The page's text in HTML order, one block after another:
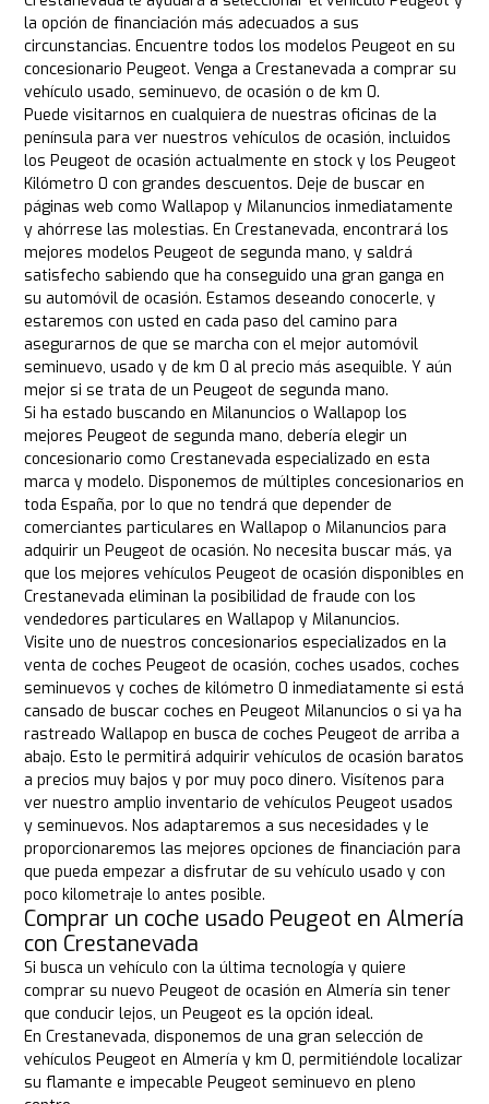
la opción de financiación más adecuados a sus
circunstancias. Encuentre todos los modelos Peugeot en su
concesionario Peugeot. Venga a Crestanevada a comprar su
vehículo usado, seminuevo, de ocasión o de km 0.
Puede visitarnos en cualquiera de nuestras oficinas de la
península para ver nuestros vehículos de ocasión, incluidos
los Peugeot de ocasión actualmente en stock y los Peugeot
Kilómetro 0 con grandes descuentos. Deje de buscar en
páginas web como Wallapop y Milanuncios inmediatamente
y ahórrese las molestias. En Crestanevada, encontrará los
mejores modelos Peugeot de segunda mano, y saldrá
satisfecho sabiendo que ha conseguido una gran ganga en
su automóvil de ocasión. Estamos deseando conocerle, y
estaremos con usted en cada paso del camino para
asegurarnos de que se marcha con el mejor automóvil
seminuevo, usado y de km 0 al precio más asequible. Y aún
mejor si se trata de un Peugeot de segunda mano.
Si ha estado buscando en Milanuncios o Wallapop los
mejores Peugeot de segunda mano, debería elegir un
concesionario como Crestanevada especializado en esta
marca y modelo. Disponemos de múltiples concesionarios en
toda España, por lo que no tendrá que depender de
comerciantes particulares en Wallapop o Milanuncios para
adquirir un Peugeot de ocasión. No necesita buscar más, ya
que los mejores vehículos Peugeot de ocasión disponibles en
Crestanevada eliminan la posibilidad de fraude con los
vendedores particulares en Wallapop y Milanuncios.
Visite uno de nuestros concesionarios especializados en la
venta de coches Peugeot de ocasión, coches usados, coches
seminuevos y coches de kilómetro 0 inmediatamente si está
cansado de buscar coches en Peugeot Milanuncios o si ya ha
rastreado Wallapop en busca de coches Peugeot de arriba a
abajo. Esto le permitirá adquirir vehículos de ocasión baratos
a precios muy bajos y por muy poco dinero. Visítenos para
ver nuestro amplio inventario de vehículos Peugeot usados
y seminuevos. Nos adaptaremos a sus necesidades y le
proporcionaremos las mejores opciones de financiación para
que pueda empezar a disfrutar de su vehículo usado y con
poco kilometraje lo antes posible.
Comprar un coche usado Peugeot en Almería
con Crestanevada
Si busca un vehículo con la última tecnología y quiere
comprar su nuevo Peugeot de ocasión en Almería sin tener
que conducir lejos, un Peugeot es la opción ideal.
En Crestanevada, disponemos de una gran selección de
vehículos Peugeot en Almería y km 0, permitiéndole localizar
su flamante e impecable Peugeot seminuevo en pleno